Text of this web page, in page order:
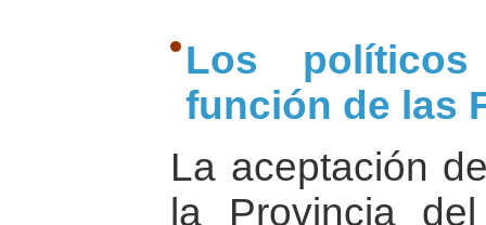
Los
función de las
La aceptación
la Provincia